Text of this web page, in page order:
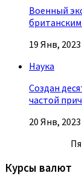
Военный
19 Янв, 2023
Наука
Создан
частой
20 Янв, 2023
Курсы валют